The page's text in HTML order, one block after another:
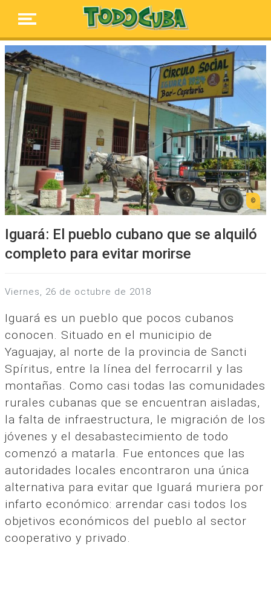
Iguará: El pueblo cubano que se alquiló
completo para evitar morirse
viernes, 26 de octubre de 2018
Iguará es un pueblo que pocos cubanos
conocen. Situado en el municipio de
Yaguajay, al norte de la provincia de Sancti
Spíritus, entre la línea del ferrocarril y las
montañas. Como casi todas las comunidades
rurales cubanas que se encuentran aisladas,
la falta de infraestructura, le migración de los
jóvenes y el desabastecimiento de todo
comenzó a matarla. Fue entonces que las
autoridades locales encontraron una única
alternativa para evitar que Iguará muriera por
infarto económico: arrendar casi todos los
objetivos económicos del pueblo al sector
cooperativo y privado.